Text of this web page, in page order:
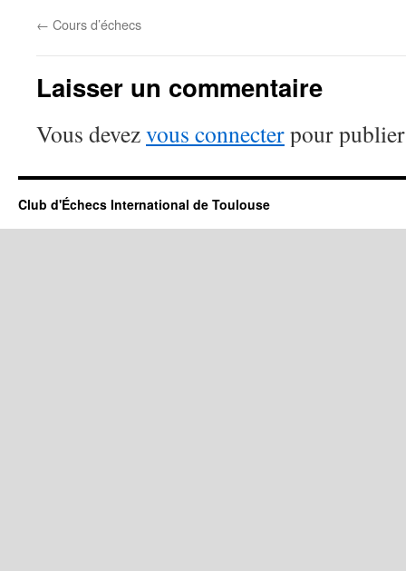
← Cours d’échecs
Laisser un commentaire
Vous devezvous connecterpour
Club d'Échecs International de Toulouse